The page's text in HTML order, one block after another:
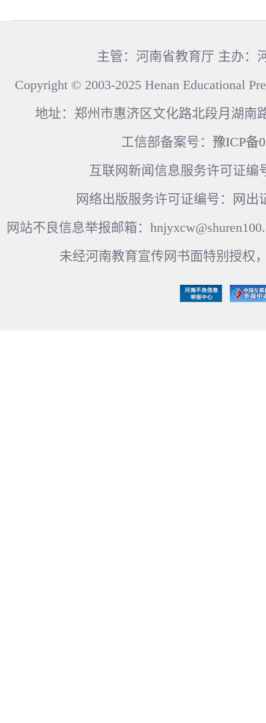
主管：河南省教育厅 主办：
Copyright © 2003-2025 Henan Educational
地址：郑州市惠济区文化路北段月湖南
工信部备案号： 豫ICP备
互联网新闻信息服务许可证编
网络出版服务许可证编号：网出
网站不良信息举报邮箱：
未经河南教育宣传网书面特别授权